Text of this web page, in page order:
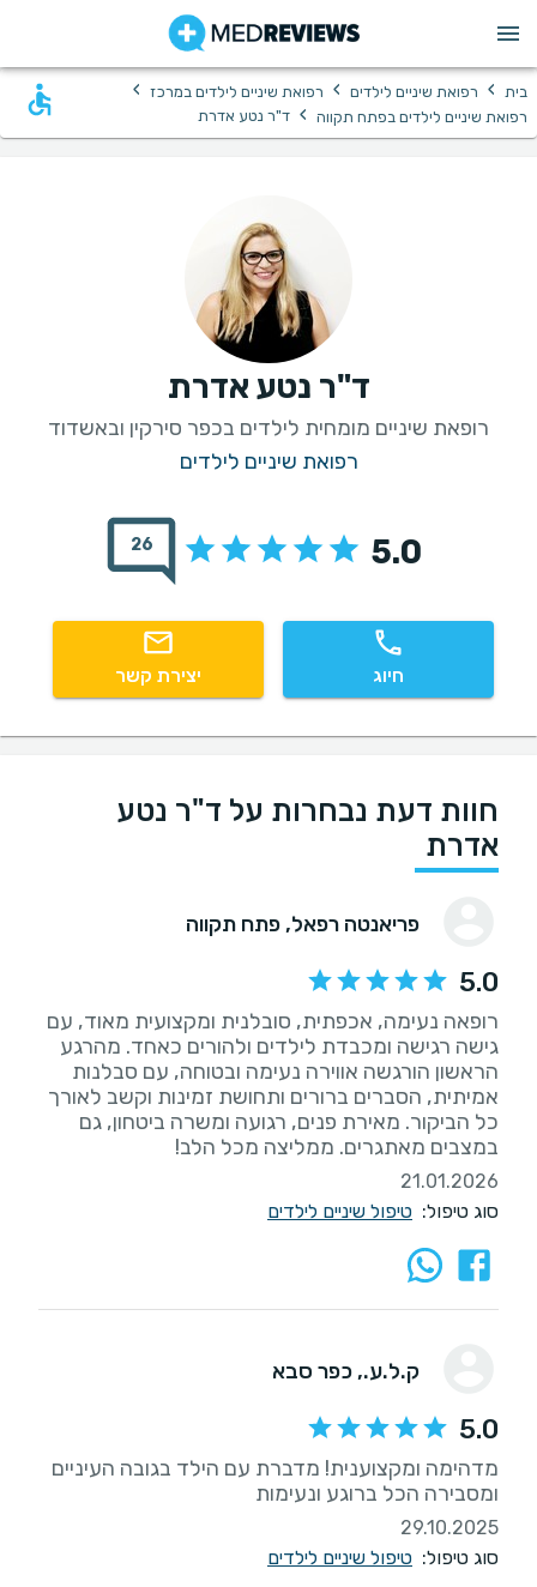
בית › רפואת שיניים לילדים › רפואת שיניים לילדים במרכז ›
רפואת שיניים לילדים בפתח תקווה › ד"ר נטע אדרת
ד"ר נטע אדרת
רופאת שיניים מומחית לילדים בכפר סירקין ובאשדוד
רפואת שיניים לילדים
5.0
26
חיוג יצירת קשר
חוות דעת נבחרות על ד"ר נטע
אדרת
פריאנטה רפאל, פתח תקווה
5.0
רופאה נעימה, אכפתית, סובלנית ומקצועית מאוד, עם
גישה רגישה ומכבדת לילדים ולהורים כאחד. מהרגע
הראשון הורגשה אווירה נעימה ובטוחה, עם סבלנות
אמיתית, הסברים ברורים ותחושת זמינות וקשב לאורך
כל הביקור. מאירת פנים, רגועה ומשרה ביטחון, גם
במצבים מאתגרים. ממליצה מכל הלב!
21.01.2026
סוג טיפול: טיפול שיניים לילדים
ק.ל.ע., כפר סבא
5.0
מדהימה ומקצוענית! מדברת עם הילד בגובה העיניים
ומסבירה הכל ברוגע ונעימות
29.10.2025
סוג טיפול: טיפול שיניים לילדים